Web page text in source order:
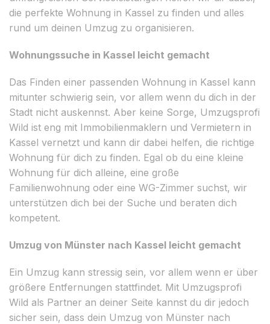
die perfekte Wohnung in Kassel zu finden und alles
rund um deinen Umzug zu organisieren.
Wohnungssuche in Kassel leicht gemacht
Das Finden einer passenden Wohnung in Kassel kann
mitunter schwierig sein, vor allem wenn du dich in der
Stadt nicht auskennst. Aber keine Sorge, Umzugsprofi
Wild ist eng mit Immobilienmaklern und Vermietern in
Kassel vernetzt und kann dir dabei helfen, die richtige
Wohnung für dich zu finden. Egal ob du eine kleine
Wohnung für dich alleine, eine große
Familienwohnung oder eine WG-Zimmer suchst, wir
unterstützen dich bei der Suche und beraten dich
kompetent.
Umzug von Münster nach Kassel leicht gemacht
Ein Umzug kann stressig sein, vor allem wenn er über
größere Entfernungen stattfindet. Mit Umzugsprofi
Wild als Partner an deiner Seite kannst du dir jedoch
sicher sein, dass dein Umzug von Münster nach